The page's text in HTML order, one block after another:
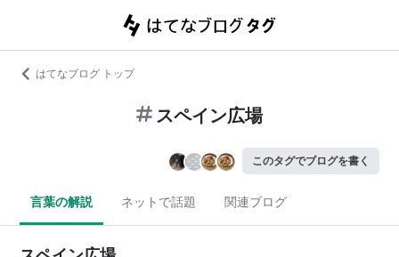
はてなブログ トップ
スペイン広場
このタグでブログを書く
言葉の解説 ネットで話題 関連ブログ